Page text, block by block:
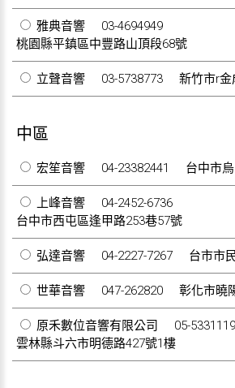
雅典音響
03-4694949
桃園縣平鎮區中豐路山頂段68號
立聲音響 03-5738773 新竹市r
中區
宏笙音響 04-23382441 台中市
上峰音響
04-2452-6736
台中市西屯區逢甲路253巷57號
弘達音響 04-2227-7267 台市市
世華音響 047-262820 彰化市曉
原禾數位音響有限公司
05-5331119
雲林縣斗六市明德路427號1樓